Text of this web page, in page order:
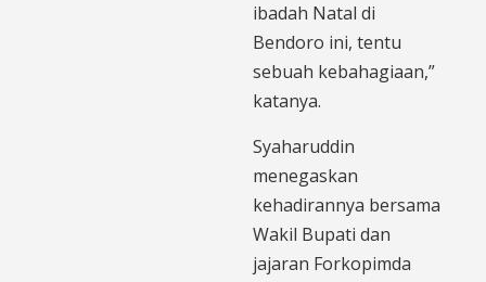
ibadah Natal di
Bendoro ini, tentu
sebuah kebahagiaan,”
katanya.
Syaharuddin
menegaskan
kehadirannya bersama
Wakil Bupati dan
jajaran Forkopimda